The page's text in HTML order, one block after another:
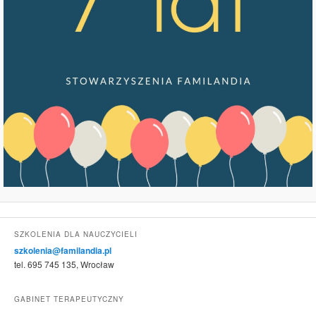
SZKOLENIA DLA NAUCZYCIELI
szkolenia@familandia.pl
tel. 695 745 135, Wrocław
GABINET TERAPEUTYCZNY